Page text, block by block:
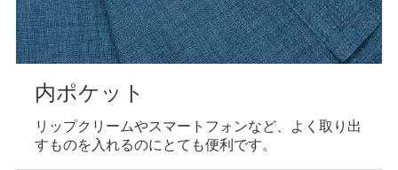
内ポケット
リップクリームやスマートフォンなど、よく取り出
すものを入れるのにとても便利です。